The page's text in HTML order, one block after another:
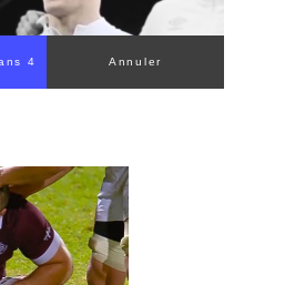
3 Annuler